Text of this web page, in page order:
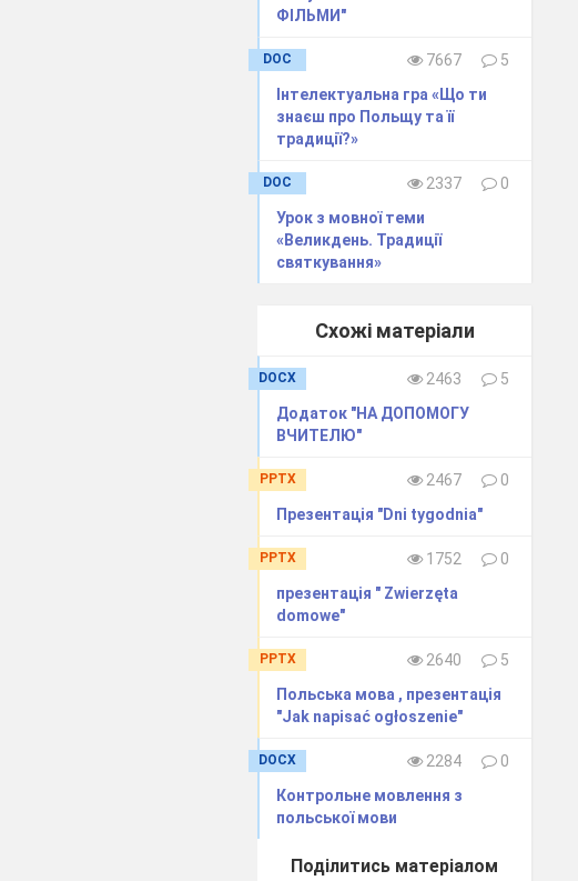
ФІЛЬМИ"
DOC 7667
5
Інтелектуальна гра «Що ти
знаєш про Польщу та її
традиції?»
DOC 2337
0
Урок з мовної теми
«Великдень. Традиції
святкування»
Схожі матеріали
DOCX 2463
5
Додаток "НА ДОПОМОГУ
ВЧИТЕЛЮ"
PPTX 2467
0
Презентація "Dni tygodnia"
PPTX 1752
0
презентація " Zwierzęta
domowe"
PPTX 2640
5
Польська мова , презентація
"Jak napisać ogłoszenie"
DOCX 2284
0
Контрольне мовлення з
польської мови
Поділитись матеріалом